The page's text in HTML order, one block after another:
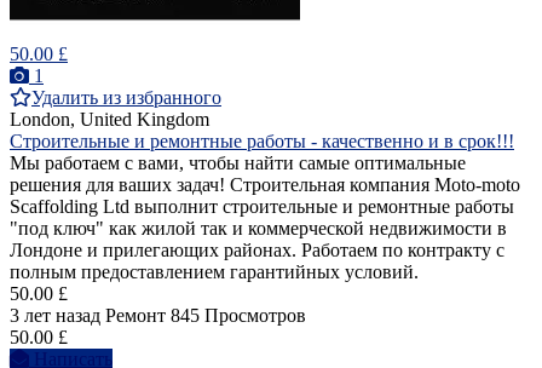
50.00 £
1
Удалить из избранного
London, United Kingdom
Строительные и ремонтные работы - качественно и в срок!!!
Мы работаем с вами, чтобы найти самые оптимальные
решения для ваших задач! Строительная компания Moto-moto
Scaffolding Ltd выполнит строительные и ремонтные работы
"под ключ" как жилой так и коммерческой недвижимости в
Лондоне и прилегающих районах. Работаем по контракту с
полным предоставлением гарантийных условий.
50.00 £
3 лет назад Ремонт 845 Просмотров
50.00 £
Написать